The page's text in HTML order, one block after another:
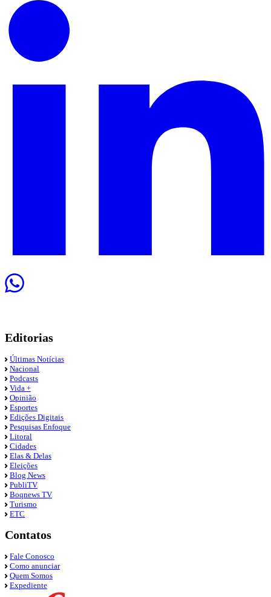
Editorias
Últimas Notícias
Nacional
Podcasts
Vida +
Opinião
Esportes
Edições Digitais
Pesquisas Enfoque
Litoral
Cidades
Elas & Delas
Eleições
Blog News
PubliTV
Boqnews TV
Turismo
ETC
Contatos
Fale Conosco
Como anunciar
Quem Somos
Expediente